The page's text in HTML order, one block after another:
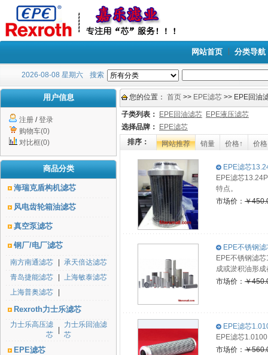
网站首页 分类导航
2026-08-08 星期六 搜索
用户信息
注册 /登录
购物车(0)
对比框(0)
商品分类
海瑞克盾构机滤芯
风电齿轮箱油滤芯
真空泵滤芯
钢厂/电厂滤芯
南方南通滤芯
承天倍达滤芯
青岛捷能滤芯
上海敏泰滤芯
上海普奥滤芯
Rexroth力士乐滤芯
力士乐高压滤
芯
力士乐回油滤
芯
EPE滤芯
您的位置： 首页 >> EPE滤芯 >> EPE回油
子类列表： EPE回油滤芯 EPE液压滤芯
选择品牌：
EPE滤芯
排序：
网站推荐 销量 价格↑ 价
EPE滤芯
EPE滤芯
特点。
市场价： ￥
EPE不锈钢
EPE不锈钢滤
成或淤积油形
市场价： ￥
EPE滤芯
EPE滤芯
市场价： ￥